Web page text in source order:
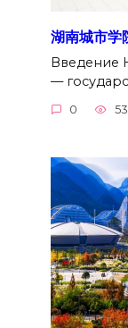
湖南城市
Введение
—
0